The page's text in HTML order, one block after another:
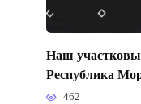
Наш
Республика
462